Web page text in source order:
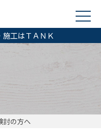
工はＴＡＮＫ
討の方へ